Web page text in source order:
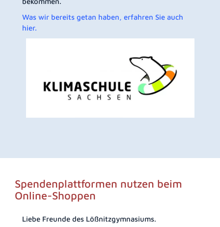
Was wir bereits getan haben, erfahren Sie auch
hier.
Spendenplattformen nutzen beim
Online-Shoppen
Liebe Freunde des Lößnitzgymnasiums.